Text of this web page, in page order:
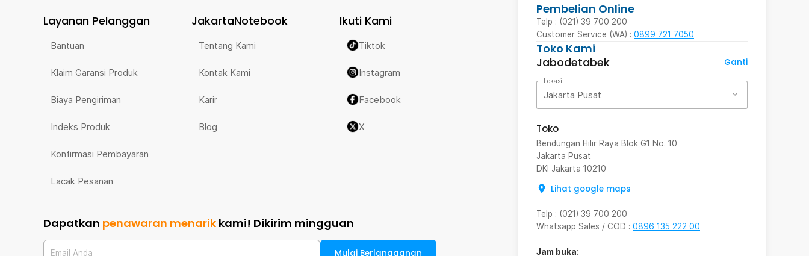
Pembelian Online
Telp : (021) 39 700 200
Customer Service (WA) : 0899 721 7050
Toko Kami
Jabodetabek
Ganti
Lokasi
Jakarta Pusat
Toko
Bendungan Hilir Raya Blok G1 No. 10
Jakarta Pusat
DKI Jakarta 10210
Lihat google maps
Telp : (021) 39 700 200
Whatsapp Sales / COD : 0896 135 222 00
Jam buka:
Layanan Pelanggan
Bantuan
Klaim Garansi Produk
Biaya Pengiriman
Indeks Produk
Konfirmasi Pembayaran
Lacak Pesanan
JakartaNotebook
Tentang Kami
Kontak Kami
Karir
Blog
Ikuti Kami
Tiktok
Instagram
Facebook
X
Dapatkan penawaran menarik kami! Dikirim mingguan
Email Anda Mulai Berlangganan